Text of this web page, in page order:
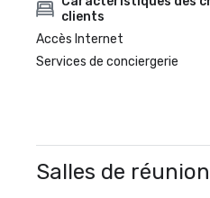
clients
Accès Internet
Services de conciergerie
Salles de réunion